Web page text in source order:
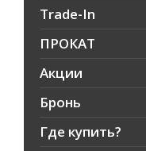
Trade-In
ПРОКАТ
Акции
Бронь
Где купить?